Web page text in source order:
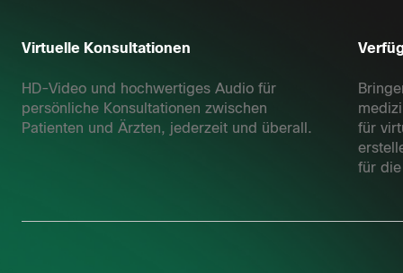
Virtuelle Konsultationen
HD-Video und hochwertiges Audio für
persönliche Konsultationen zwischen
Patienten und Ärzten, jederzeit und überall.
für
für